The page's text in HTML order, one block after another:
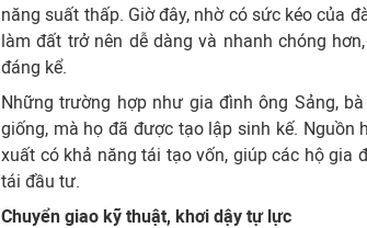
năng suất thấp. Giờ đây, nhờ có sức kéo của
làm đất trở nên dễ dàng và nhanh chóng
đáng kể.
Những trường hợp như gia đình ông Sảng,
giống, mà họ đã được tạo lập sinh kế.
xuất có khả năng tái tạo vốn, giúp các hộ gia
tái đầu tư.
Chuyển giao kỹ thuật, khơi dậy tự lực